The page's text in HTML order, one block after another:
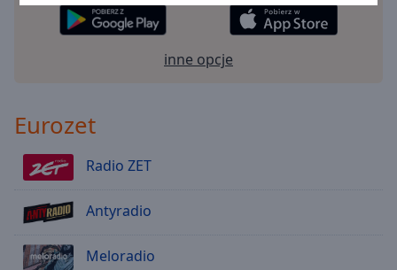
inne opcje
Eurozet
Radio ZET
Antyradio
Meloradio